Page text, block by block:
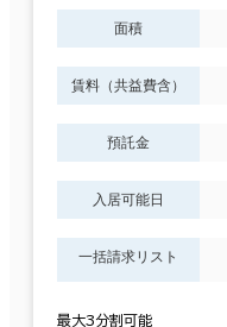
面積
賃料（共益費含）
預託金
入居可能日
一括請求リスト
最大3分割可能